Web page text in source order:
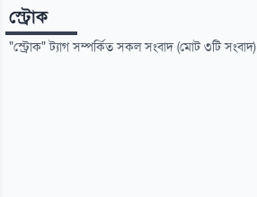
স্ট্রোক
"স্ট্রোক" ট্যাগ সম্পর্কিত সকল সংবাদ (মোট ৩টি সংবাদ)